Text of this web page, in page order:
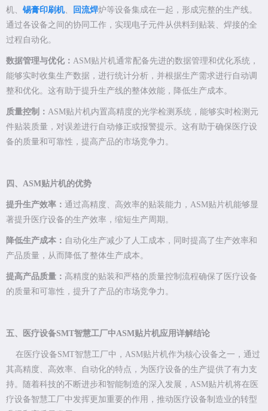
机、 锡膏印刷机、 回流焊炉等设备集成在一起，形成完整的生产线。
通过各设备之间的协同工作，实现电子元件从供料到贴装、焊接的全
过程自动化。
数据管理与优化： ASM贴片机通常配备先进的数据管理和优化系统，
能够实时收集生产数据，进行统计分析，并根据生产需求进行自动调
整和优化。这有助于提升生产线的整体效能，降低生产成本。
质量控制： ASM贴片机内置高精度的光学检测系统，能够实时检测元
件贴装质量，对误差进行自动修正或报警提示。这有助于确保医疗设
备的质量和可靠性，提高产品的市场竞争力。
四、ASM贴片机的优势
提升生产效率： 通过高精度、高效率的贴装能力，ASM贴片机能够显
著提升医疗设备的生产效率，缩短生产周期。
降低生产成本： 自动化生产减少了人工成本，同时提高了生产效率和
产品质量，从而降低了整体生产成本。
提高产品质量： 高精度的贴装和严格的质量控制流程确保了医疗设备
的质量和可靠性，提升了产品的市场竞争力。
五、医疗设备SMT智慧工厂中ASM贴片机应用详解结论
在医疗设备SMT智慧工厂中，ASM贴片机作为核心设备之一，通过
其高精度、高效率、自动化的特点，为医疗设备的生产提供了有力支
持。随着科技的不断进步和智能制造的深入发展，ASM贴片机将在医
疗设备智慧工厂中发挥更加重要的作用，推动医疗设备制造业的转型